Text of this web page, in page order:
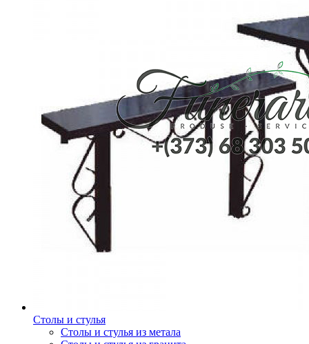
Столы и стулья
Столы и стулья из метала